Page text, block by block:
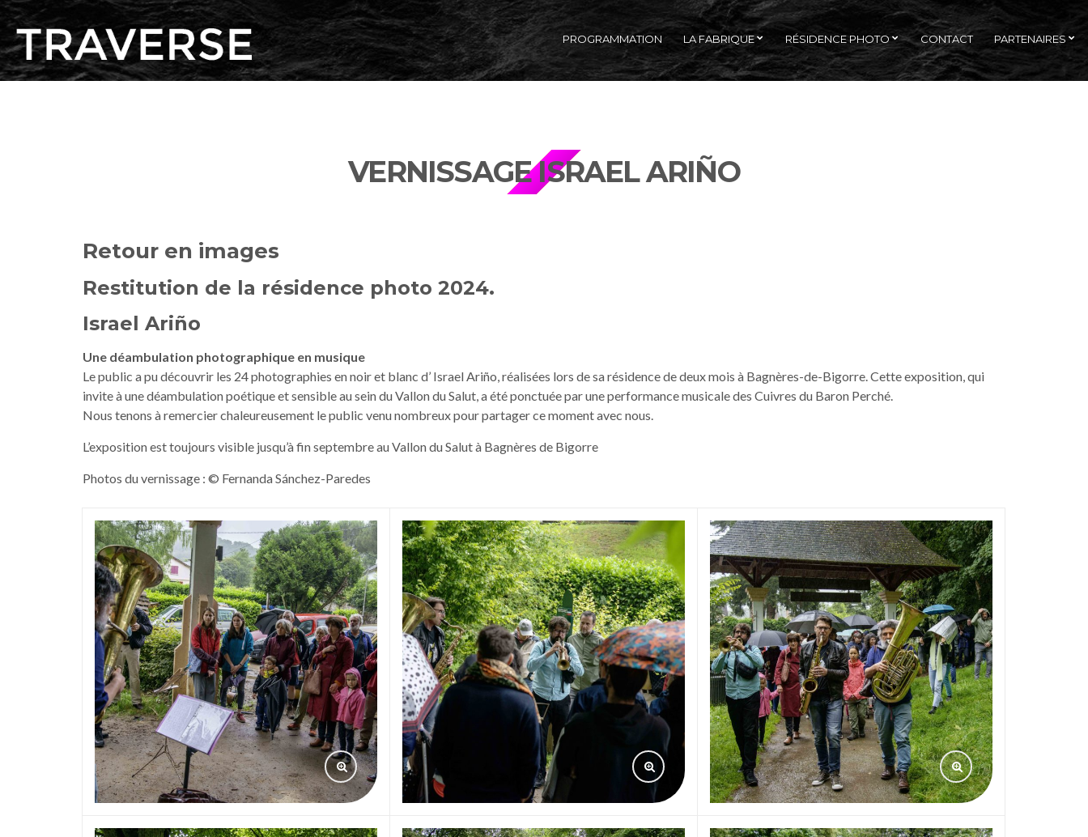
PROGRAMMATION LA FABRIQUE RÉSIDENCE PHOTO CONTACT PARTENAIRES
VERNISSAGE ISRAEL ARIÑO
Retour en images
Restitution de la résidence photo 2024.
Israel Ariño
Une déambulation photographique en musique
Le public a pu découvrir les 24 photographies en noir et blanc d’ Israel Ariño, réalisées lors de sa résidence de deux mois à Bagnères-de-Bigorre. Cette exposition, qui
invite à une déambulation poétique et sensible au sein du Vallon du Salut, a été ponctuée par une performance musicale des Cuivres du Baron Perché.
Nous tenons à remercier chaleureusement le public venu nombreux pour partager ce moment avec nous.
L’exposition est toujours visible jusqu’à fin septembre au Vallon du Salut à Bagnères de Bigorre
Photos du vernissage : © Fernanda Sánchez-Paredes